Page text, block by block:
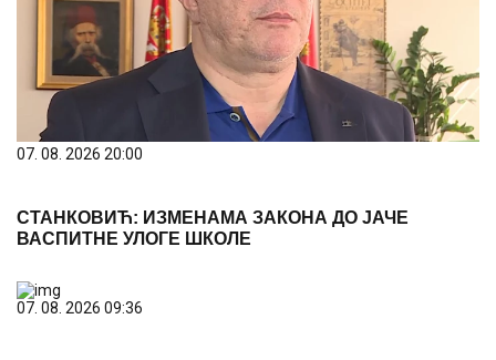
07. 08. 2026 20:00
СТАНКОВИЋ: ИЗМЕНАМА ЗАКОНА ДО ЈАЧЕ
ВАСПИТНЕ УЛОГЕ ШКОЛЕ
07. 08. 2026 09:36